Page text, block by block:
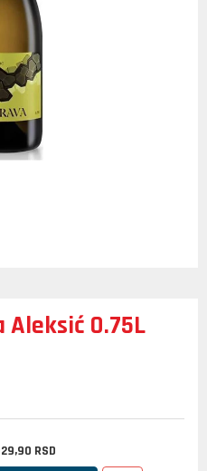
Aleksić 0.75L
90 RSD